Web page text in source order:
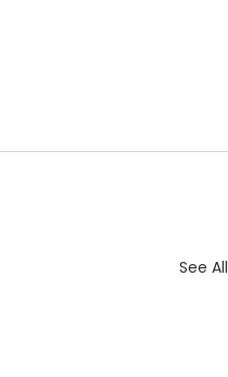
See All